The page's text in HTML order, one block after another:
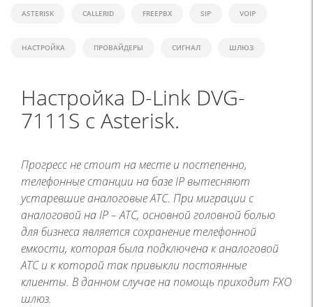
ASTERISK CALLERID FREEPBX SIP VOIP
НАСТРОЙКА ПРОВАЙДЕРЫ СИГНАЛ ШЛЮЗ
Настройка D-Link DVG-
7111S с Asterisk.
Прогресс не стоит на месте и постепенно,
телефонные станции на базе IP вытесняют
устаревшие аналоговые АТС. При миграции с
аналоговой на IP – АТС, основной головной болью
для бизнеса является сохранение телефонной
емкости, которая была подключена к аналоговой
АТС и к которой так привыкли постоянные
клиенты. В данном случае на помощь приходит FXO
шлюз.